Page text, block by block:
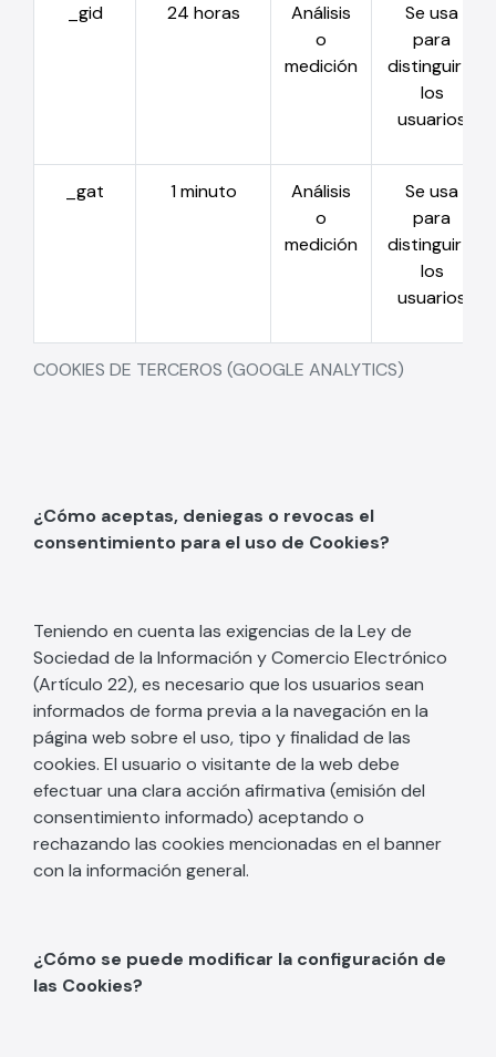
COOKIES DE TERCEROS (GOOGLE ANALYTICS)
_gid 24 horas
Análisis
o
medición
Se usa
para
distinguir a
los
usuarios
_gat 1 minuto
Análisis
o
medición
Se usa
para
distinguir a
los
usuarios
¿Cómo aceptas, deniegas o revocas el
consentimiento para el uso de Cookies?
Teniendo en cuenta las exigencias de la Ley de
Sociedad de la Información y Comercio Electrónico
(Artículo 22), es necesario que los usuarios sean
informados de forma previa a la navegación en la
página web sobre el uso, tipo y finalidad de las
cookies. El usuario o visitante de la web debe
efectuar una clara acción afirmativa (emisión del
consentimiento informado) aceptando o
rechazando las cookies mencionadas en el banner
con la información general.
¿Cómo se puede modificar la configuración de
las Cookies?